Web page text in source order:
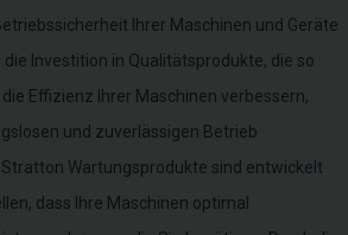
Ihrer Maschinen und Geräte
Investition in Qualitätsprodukte, die so
Effizienz Ihrer Maschinen verbessern,
und zuverlässigen Betrieb
Wartungsprodukte sind entwickelt
dass Ihre Maschinen optimal